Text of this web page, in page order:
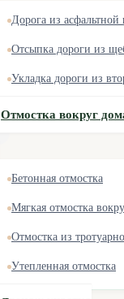
Дорога из
Отсыпка дороги из
Укладка дороги из
Отмостка вокруг
Бетонная отмостка
Мягкая отмостка
Отмостка из
Утепленная отмостка